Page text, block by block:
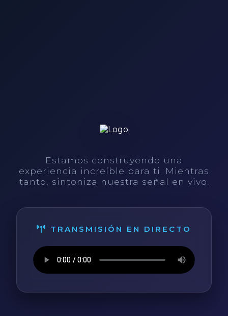
Estamos construyendo una
experiencia increíble para ti. Mientras
tanto, sintoniza nuestra señal en vivo.
TRANSMISIÓN EN DIRECTO